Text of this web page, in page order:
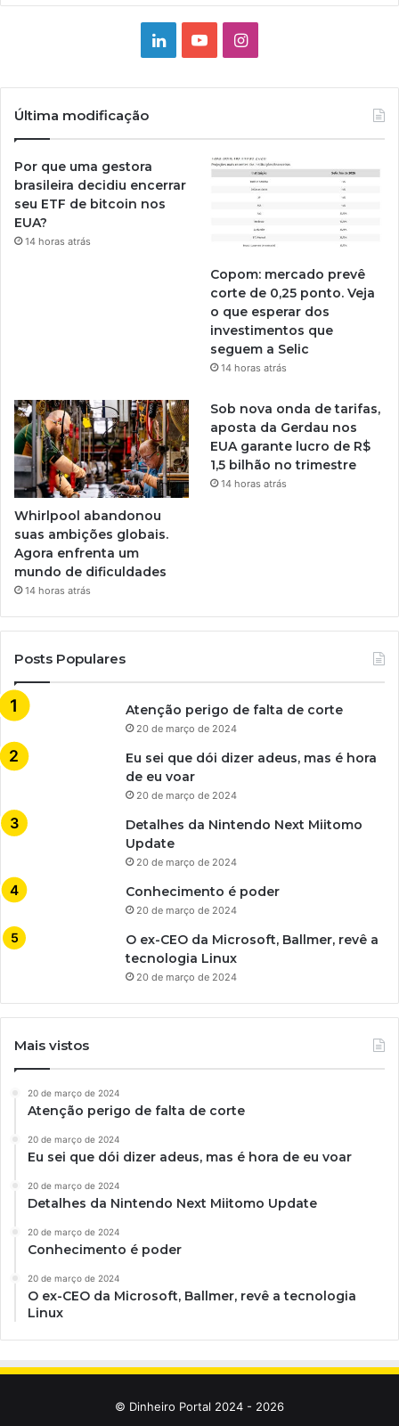
LinkedinYouTubeInstagram
Última modificação
Por que uma gestora
brasileira decidiu encerrar
seu ETF de bitcoin nos
EUA?
14 horas atrás
Copom: mercado prevê
corte de 0,25 ponto. Veja
o que esperar dos
investimentos que
seguem a Selic
14 horas atrás
Whirlpool abandonou
suas ambições globais.
Agora enfrenta um
mundo de dificuldades
14 horas atrás
Sob nova onda de tarifas,
aposta da Gerdau nos
EUA garante lucro de R$
1,5 bilhão no trimestre
14 horas atrás
Posts Populares
Atenção perigo de falta de corte
20 de março de 2024
Eu sei que dói dizer adeus, mas é hora
de eu voar
20 de março de 2024
Detalhes da Nintendo Next Miitomo
Update
20 de março de 2024
Conhecimento é poder
20 de março de 2024
O ex-CEO da Microsoft, Ballmer, revê a
tecnologia Linux
20 de março de 2024
Mais vistos
20 de março de 2024
Atenção perigo de falta de corte
20 de março de 2024
Eu sei que dói dizer adeus, mas é hora de eu voar
20 de março de 2024
Detalhes da Nintendo Next Miitomo Update
20 de março de 2024
Conhecimento é poder
20 de março de 2024
O ex-CEO da Microsoft, Ballmer, revê a tecnologia
Linux
© Dinheiro Portal 2024 - 2026